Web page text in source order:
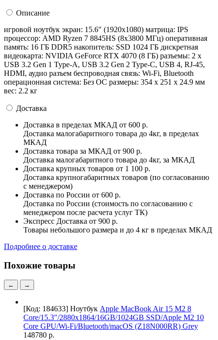
Описание
игровой ноутбук экран: 15.6" (1920x1080) матрица: IPS
процессор: AMD Ryzen 7 8845HS (8x3800 МГц) оперативная
память: 16 ГБ DDR5 накопитель: SSD 1024 ГБ дискретная
видеокарта: NVIDIA GeForce RTX 4070 (8 ГБ) разъемы: 2 x
USB 3.2 Gen 1 Type-A, USB 3.2 Gen 2 Type-C, USB 4, RJ-45,
HDMI, аудио разъем беспроводная связь: Wi-Fi, Bluetooth
операционная система: Без ОС pазмеры: 354 x 251 x 24.9 мм
вес: 2.2 кг
Доставка
Доставка в пределах МКАД от 600 р.
Доставка малогабаритного товара до 4кг, в пределах
МКАД
Доставка товара за МКАД от 900 р.
Доставка малогабаритного товара до 4кг, за МКАД
Доставка крупных товаров от 1 100 р.
Доставка крупногабаритных товаров (по согласованию
с менеджером)
Доставка по России от 600 р.
Доставка по России (стоимость по согласованию с
менеджером после расчета услуг ТК)
Экспресс Доставка от 900 р.
Товары небольшого размера и до 4 кг в пределах МКАД
Подробнее о доставке
Похожие товары
← →
[Код: 184633] Ноутбук Apple MacBook Air 15 M2 8
Core/15.3"/2880x1864/16GB/1024GB SSD/Apple M2 10
Core GPU/Wi-Fi/Bluetooth/macOS (Z18N000RR) Grey
148780 р.